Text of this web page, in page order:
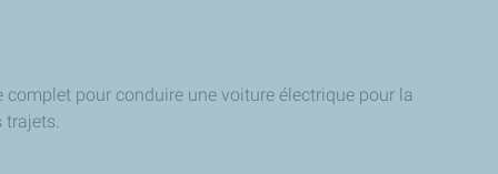
pour conduire une voiture électrique pour la